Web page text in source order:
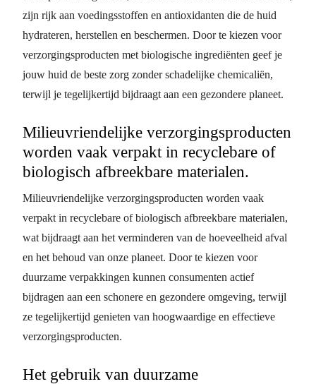
zijn rijk aan voedingsstoffen en antioxidanten die de huid
hydrateren, herstellen en beschermen. Door te kiezen voor
verzorgingsproducten met biologische ingrediënten geef je
jouw huid de beste zorg zonder schadelijke chemicaliën,
terwijl je tegelijkertijd bijdraagt aan een gezondere planeet.
Milieuvriendelijke verzorgingsproducten
worden vaak verpakt in recyclebare of
biologisch afbreekbare materialen.
Milieuvriendelijke verzorgingsproducten worden vaak
verpakt in recyclebare of biologisch afbreekbare materialen,
wat bijdraagt aan het verminderen van de hoeveelheid afval
en het behoud van onze planeet. Door te kiezen voor
duurzame verpakkingen kunnen consumenten actief
bijdragen aan een schonere en gezondere omgeving, terwijl
ze tegelijkertijd genieten van hoogwaardige en effectieve
verzorgingsproducten.
Het gebruik van duurzame